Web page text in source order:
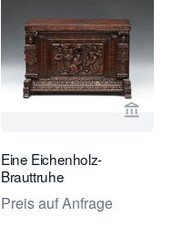
von Limburg
Eine Eichenholz-
Brauttruhe
Preis auf Anfrage